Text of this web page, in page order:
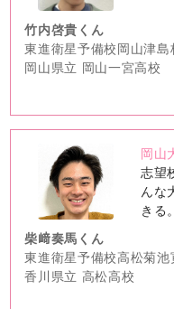
竹内啓貴くん
東進衛星予備校岡山津島
岡山県立 岡山一宮高校
no
image
岡山
志望
んな
きる
柴﨑奏馬くん
東進衛星予備校高松菊池
香川県立 高松高校